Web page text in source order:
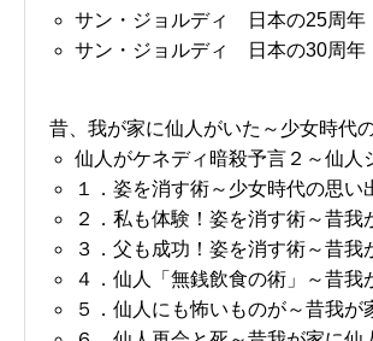
サン・ジョルディ 日本の25周年
サン・ジョルディ 日本の30周年
昔、我が家に仙人がいた～少女時代
仙人がケネディ暗殺予言２～仙人
１．姿を消す術～少女時代の思い
２．私も体験！姿を消す術～昔我
３．父も成功！姿を消す術～昔我
４．仙人「無銭飲食の術」～昔我
５．仙人にも怖いものが～昔我が